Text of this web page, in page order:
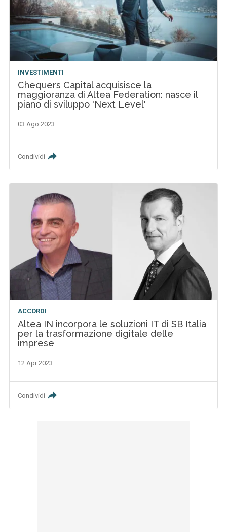
INVESTIMENTI
Chequers Capital acquisisce la
maggioranza di Altea Federation: nasce il
piano di sviluppo 'Next Level'
03 Ago 2023
Condividi
ACCORDI
Altea IN incorpora le soluzioni IT di SB Italia
per la trasformazione digitale delle
imprese
12 Apr 2023
Condividi